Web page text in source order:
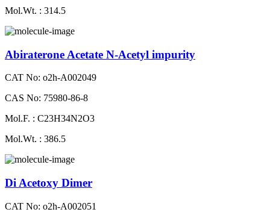
Mol.Wt. : 314.5
Abiraterone Acetate N-Acetyl impurity
CAT No: o2h-A002049
CAS No: 75980-86-8
Mol.F. : C23H34N2O3
Mol.Wt. : 386.5
Di Acetoxy Dimer
CAT No: o2h-A002051